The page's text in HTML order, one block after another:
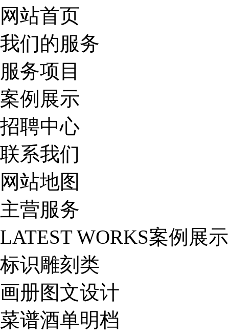
网站首页
我们的服务
服务项目
案例展示
招聘中心
联系我们
网站地图
主营服务
LATEST WORKS案例展示
标识雕刻类
画册图文设计
菜谱酒单明档